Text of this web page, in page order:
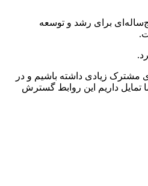
برای رشد و توسعه
همکاری‌های مشترک زیادی داشته باشیم و در
تمایل داریم این روابط گسترش